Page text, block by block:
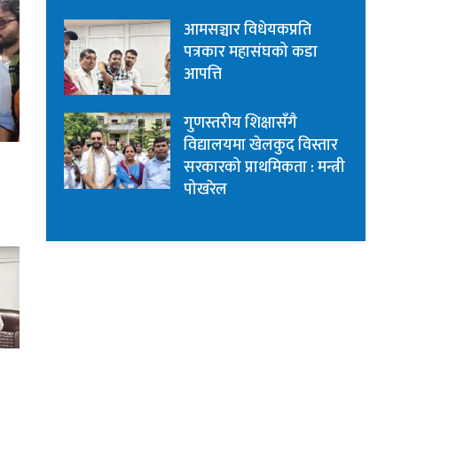
आमसञ्चार विधेयकप्रति
पत्रकार महासंघको कडा
आपत्ति
गुणस्तरीय शिक्षासँगै
विद्यालयमा खेलकुद विस्तार
सरकारको प्राथमिकता : मन्त्री
पोखरेल